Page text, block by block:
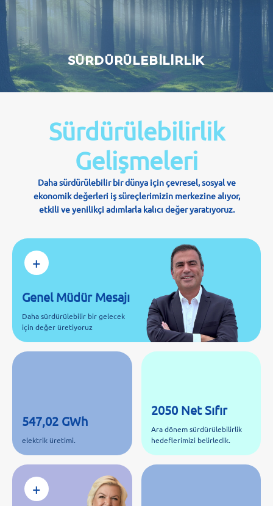
SÜRDÜRÜLEBİLİRLİK
Sürdürülebilirlik
Gelişmeleri
Daha sürdürülebilir bir dünya için çevresel, sosyal ve
ekonomik değerleri iş süreçlerimizin merkezine alıyor,
etkili ve yenilikçi adımlarla kalıcı değer yaratıyoruz.
+
Genel Müdür Mesajı
Daha sürdürülebilir bir gelecek
için değer üretiyoruz
547,02 GWh
elektrik üretimi.
2050 Net Sıfır
Ara dönem sürdürülebilirlik
hedeflerimizi belirledik.
+